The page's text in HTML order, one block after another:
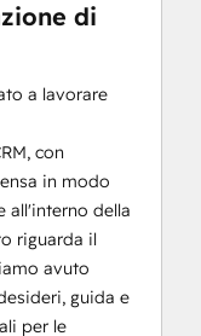
di
a lavorare
con
in modo
all'interno della
riguarda il
avuto
guida e
per le